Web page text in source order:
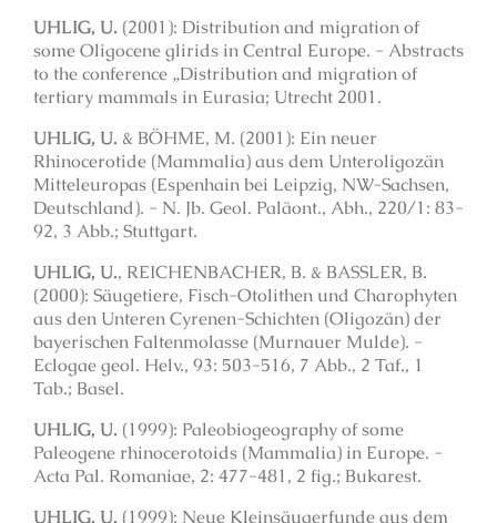
UHLIG, U. (2001): Distribution and migration of
some Oligocene glirids in Central Europe. - Abstracts
to the conference „Distribution and migration of
tertiary mammals in Eurasia; Utrecht 2001.
UHLIG, U. & BÖHME, M. (2001): Ein neuer
Rhinocerotide (Mammalia) aus dem Unteroligozän
Mitteleuropas (Espenhain bei Leipzig, NW-Sachsen,
Deutschland). - N. Jb. Geol. Paläont., Abh., 220/1: 83-
92, 3 Abb.; Stuttgart.
UHLIG, U., REICHENBACHER, B. & BASSLER, B.
(2000): Säugetiere, Fisch-Otolithen und Charophyten
aus den Unteren Cyrenen-Schichten (Oligozän) der
bayerischen Faltenmolasse (Murnauer Mulde). -
Eclogae geol. Helv., 93: 503-516, 7 Abb., 2 Taf., 1
Tab.; Basel.
UHLIG, U. (1999): Paleobiogeography of some
Paleogene rhinocerotoids (Mammalia) in Europe. -
Acta Pal. Romaniae, 2: 477-481, 2 fig.; Bukarest.
UHLIG, U. (1999): Neue Kleinsäugerfunde aus dem